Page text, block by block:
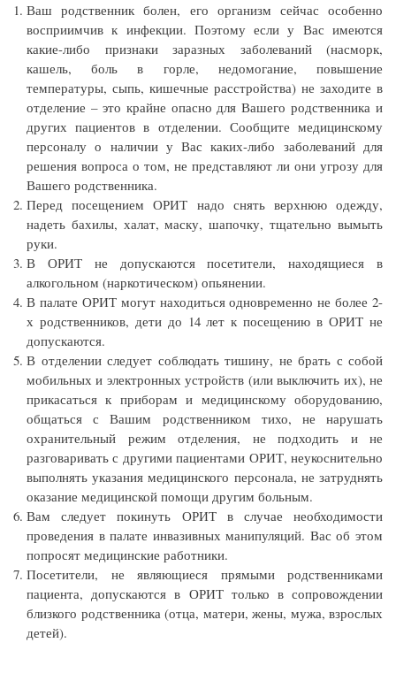
Ваш родственник болен, его организм сейчас особенно
восприимчив к инфекции. Поэтому если у Вас имеются
какие-либо признаки заразных заболеваний (насморк,
кашель, боль в горле, недомогание, повышение
температуры, сыпь, кишечные расстройства) не заходите в
отделение – это крайне опасно для Вашего родственника и
других пациентов в отделении. Сообщите медицинскому
персоналу о наличии у Вас каких-либо заболеваний для
решения вопроса о том, не представляют ли они угрозу для
Вашего родственника.
Перед посещением ОРИТ надо снять верхнюю одежду,
надеть бахилы, халат, маску, шапочку, тщательно вымыть
руки.
В ОРИТ не допускаются посетители, находящиеся в
алкогольном (наркотическом) опьянении.
В палате ОРИТ могут находиться одновременно не более 2-
х родственников, дети до 14 лет к посещению в ОРИТ не
допускаются.
В отделении следует соблюдать тишину, не брать с собой
мобильных и электронных устройств (или выключить их), не
прикасаться к приборам и медицинскому оборудованию,
общаться с Вашим родственником тихо, не нарушать
охранительный режим отделения, не подходить и не
разговаривать с другими пациентами ОРИТ, неукоснительно
выполнять указания медицинского персонала, не затруднять
оказание медицинской помощи другим больным.
Вам следует покинуть ОРИТ в случае необходимости
проведения в палате инвазивных манипуляций. Вас об этом
попросят медицинские работники.
Посетители, не являющиеся прямыми родственниками
пациента, допускаются в ОРИТ только в сопровождении
близкого родственника (отца, матери, жены, мужа, взрослых
детей).